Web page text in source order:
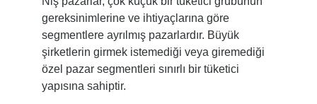
gereksinimlerine ve ihtiyaçlarına göre
segmentlere ayrılmış pazarlardır. Büyük
şirketlerin girmek istemediği veya giremediği
özel pazar segmentleri sınırlı bir tüketici
yapısına sahiptir.